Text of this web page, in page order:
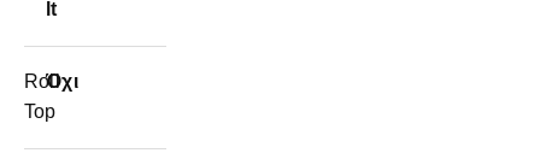
lt
Roll
Top
Όχι